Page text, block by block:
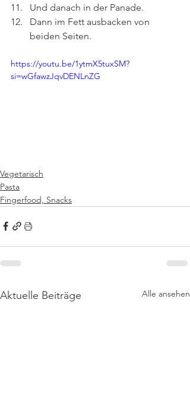
Und danach in der Panade.
Dann im Fett ausbacken von
beiden Seiten.
https://youtu.be/1ytmX5tuxSM?
si=wGfawzJqvDENLnZG
Vegetarisch
Pasta
Fingerfood, Snacks
Aktuelle Beiträge Alle ansehen